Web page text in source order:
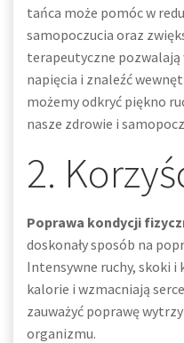
tańca może pomóc w
samopoczucia oraz
terapeutyczne
napięcia i znaleźć
możemy odkryć piękno
nasze zdrowie i
2.
Poprawa kondycji
doskonały sposób na
Intensywne ruchy, skoki i
kalorie i wzmacniają
zauważyć poprawę
organizmu.